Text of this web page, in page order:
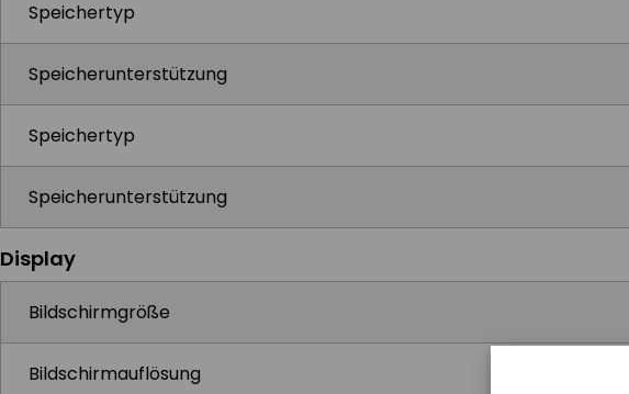
Speichertyp
Speicherunterstützung
Speichertyp
Speicherunterstützung
Display
Bildschirmgröße
Bildschirmauflösung